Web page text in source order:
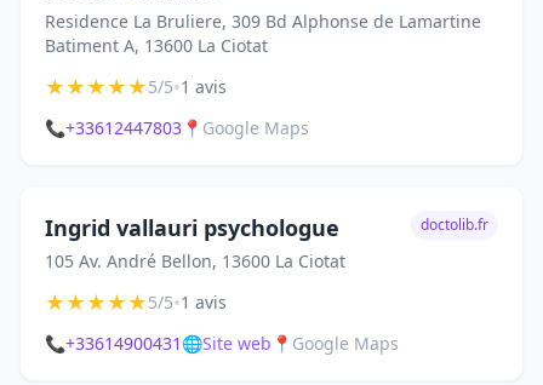
Residence La Bruliere, 309 Bd Alphonse de Lamartine
Batiment A, 13600 La Ciotat
★★★★★5/5•1 avis
📞+33612447803 📍 Google Maps
Ingrid vallauri psychologue
105 Av. André Bellon, 13600 La Ciotat
doctolib.fr
★★★★★5/5•1 avis
📞+33614900431 🌐Site web 📍 Google Maps